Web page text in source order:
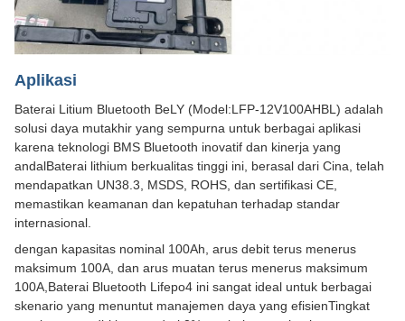
Aplikasi
Baterai Litium Bluetooth BeLY (Model:LFP-12V100AHBL) adalah
solusi daya mutakhir yang sempurna untuk berbagai aplikasi
karena teknologi BMS Bluetooth inovatif dan kinerja yang
andalBaterai lithium berkualitas tinggi ini, berasal dari Cina, telah
mendapatkan UN38.3, MSDS, ROHS, dan sertifikasi CE,
memastikan keamanan dan kepatuhan terhadap standar
internasional.
dengan kapasitas nominal 100Ah, arus debit terus menerus
maksimum 100A, dan arus muatan terus menerus maksimum
100A,Baterai Bluetooth Lifepo4 ini sangat ideal untuk berbagai
skenario yang menuntut manajemen daya yang efisienTingkat